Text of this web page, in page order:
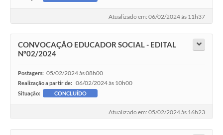
Atualizado em: 06/02/2024 às 11h37
CONVOCAÇÃO EDUCADOR SOCIAL - EDITAL
Nº02/2024
Postagem: 05/02/2024 às 08h00
Realização a partir de: 06/02/2024 às 10h00
Situação: CONCLUÍDO
Atualizado em: 05/02/2024 às 16h23